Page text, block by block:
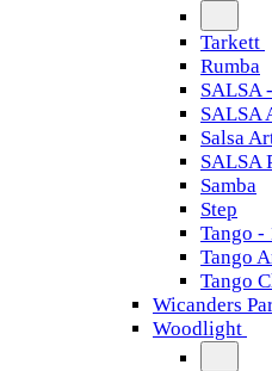
Tarkett
Rumba
SALSA
SALSA
Salsa
SALSA
Samba
Step
Tango -
Tango
Tango
Wicanders
Woodlight